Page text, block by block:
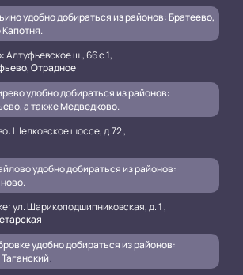
удобно добираться из районов: Братеево,
Алтуфьевское ш., 66 с.1,
Отрадное
удобно добираться из районов:
а также Медведково.
Щелковское шоссе, д.72 ,
удобно добираться из районов:
ул. Шарикоподшипниковская, д. 1 ,
удобно добираться из районов:
.